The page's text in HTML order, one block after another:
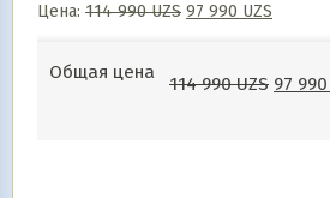
Цена: 114 990UZS 97 990 UZS
Общая цена
114 990UZS 97 990